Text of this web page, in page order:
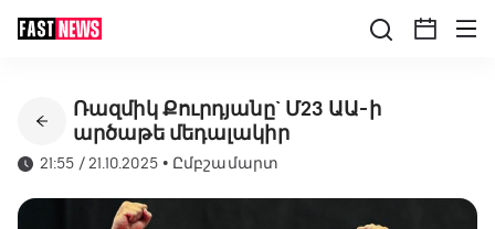
Ռազմիկ Քուրդյանը` Մ23 ԱԱ-ի
արծաթե մեդալակիր
21:55 / 21.10.2025 • Ըմբշամարտ